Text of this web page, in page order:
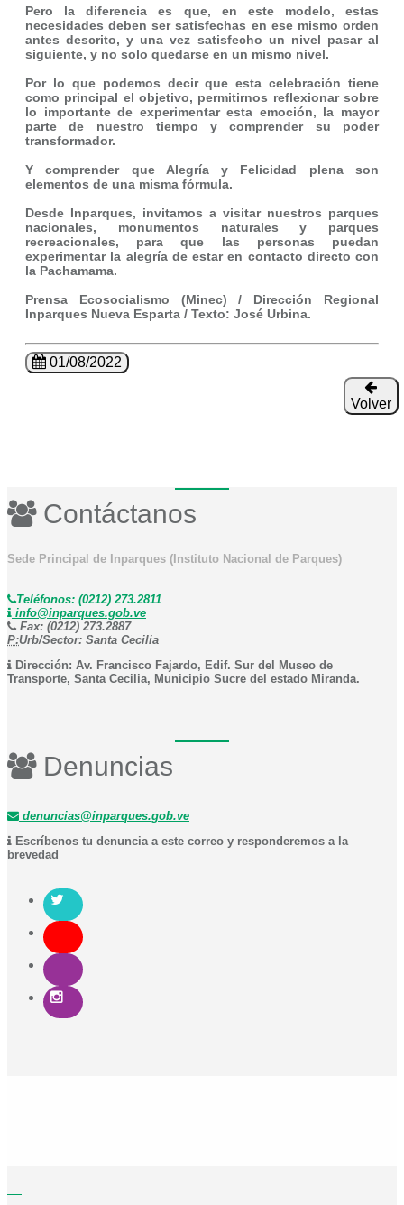
Pero la diferencia es que, en este modelo, estas
necesidades deben ser satisfechas en ese mismo orden
antes descrito, y una vez satisfecho un nivel pasar al
siguiente, y no solo quedarse en un mismo nivel.
Por lo que podemos decir que esta celebración tiene
como principal el objetivo, permitirnos reflexionar sobre
lo importante de experimentar esta emoción, la mayor
parte de nuestro tiempo y comprender su poder
transformador.
Y comprender que Alegría y Felicidad plena son
elementos de una misma fórmula.
Desde Inparques, invitamos a visitar nuestros parques
nacionales, monumentos naturales y parques
recreacionales, para que las personas puedan
experimentar la alegría de estar en contacto directo con
la Pachamama.
Prensa Ecosocialismo (Minec) / Dirección Regional
Inparques Nueva Esparta / Texto: José Urbina.
01/08/2022
Volver
Contáctanos
Sede Principal de Inparques (Instituto Nacional de Parques)
Teléfonos: (0212) 273.2811
info@inparques.gob.ve
Fax: (0212) 273.2887
P:Urb/Sector: Santa Cecilia
Dirección: Av. Francisco Fajardo, Edif. Sur del Museo de
Transporte, Santa Cecilia, Municipio Sucre del estado Miranda.
Denuncias
denuncias@inparques.gob.ve
Escríbenos tu denuncia a este correo y responderemos a la
brevedad